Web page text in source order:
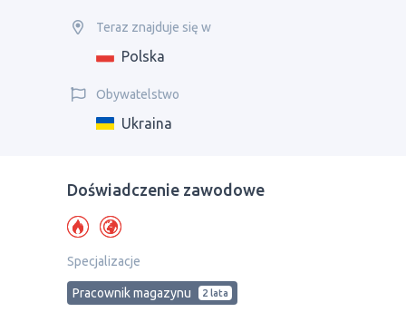
Teraz znajduje się w
Polska
Obywatelstwo
Ukraina
Doświadczenie zawodowe
Specjalizacje
Рracownik magazynu 2 lata